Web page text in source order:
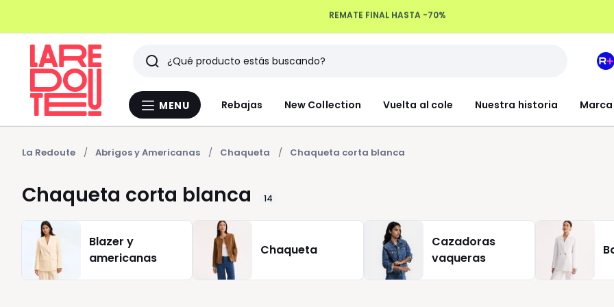
Devoluciones hasta 100 días
Menu
MENU Rebajas New Collection Vuelta al cole Nuestra historia
Buscar
Últimos
artículos
vistos
Mi
La Redoute Abrigos y Americanas Chaqueta Chaqueta corta blanca
Chaqueta corta blanca 14
Blazer y
americanas
Chaqueta
Cazadoras
vaqueras